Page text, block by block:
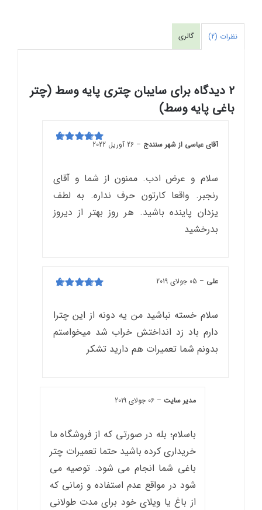
نظرات (2) گالری
2 دیدگاه برای
سایبان چتری پایه وسط (چتر
باغی پایه وسط)
آقای عباسی از شهر سنندج – 26 آوریل 2022
سلام و عرض ادب. ممنون از شما و آقای
رنجبر. واقعا کارتون حرف نداره. به لطف
یزدان پاینده باشید. هر روز بهتر از دیروز
بدرخشید
علی – 05 جولای 2019
سلام خسته نباشید من یه دونه از این چترا
دارم باد زد انداختش خراب شد میخواستم
بدونم شما تعمیرات هم دارید تشکر
مدیر سایت – 06 جولای 2019
باسلام؛ بله در صورتی که از فروشگاه ما
خریداری کرده باشید حتما تعمیرات چتر
باغی شما انجام می شود. توصیه می
شود در مواقع عدم استفاده و زمانی که
از باغ یا ویلای خود برای مدت طولانی